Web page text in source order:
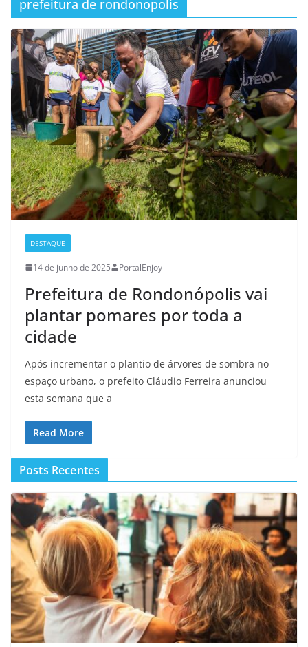
prefeitura de rondonopolis
DESTAQUE
14 de junho de 2025 PortalEnjoy
Prefeitura de Rondonópolis vai
plantar pomares por toda a
cidade
Após incrementar o plantio de árvores de sombra no
espaço urbano, o prefeito Cláudio Ferreira anunciou
esta semana que a
Read More
Posts Recentes